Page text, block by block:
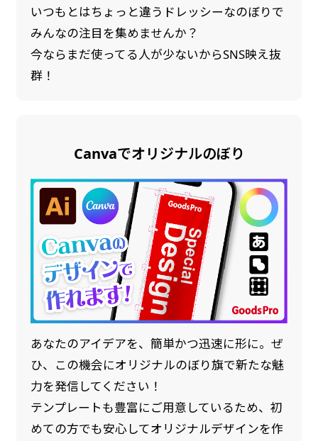
いつもとはちょっと違うドレッシーなのぼりで
みんなの注目を集めませんか？
今ならまだ使ってる人が少ないからSNS映え抜
群！
Canvaでオリジナルのぼり
あなたのアイデアを、簡単かつ迅速に形に。ぜ
ひ、この機会にオリジナルのぼり旗で新たな魅
力を発信してください！
テンプレートも豊富にご用意しているため、初
めての方でも安心してオリジナルデザインを作